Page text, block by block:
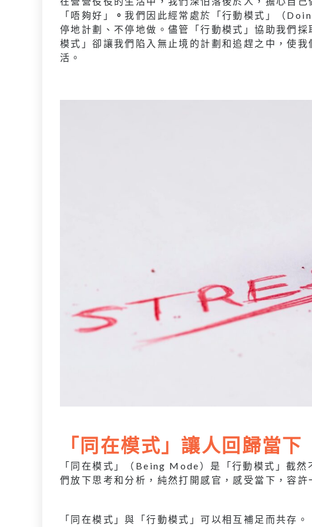
「唔夠好」
。我們因此經常處於「行動模式」（
停地計劃、不停地做。儘管「行動模式」協助我們
模式」卻讓我們陷入無止境的計劃和追趕之中，使
活。
「同在模式」讓人回歸當下
「同在模式」（Being Mode）是「行動模式」截
們放下思考和分析，純然打開感官，感受當下，容許
「同在模式」與「行動模式」可以相互補足而共存